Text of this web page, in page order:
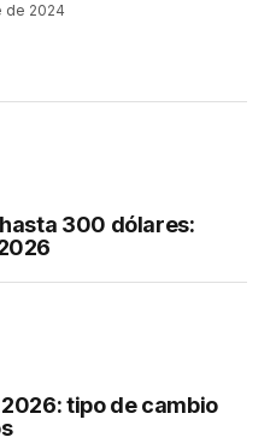
de 2024
hasta 300 dólares:
tipo de cambio